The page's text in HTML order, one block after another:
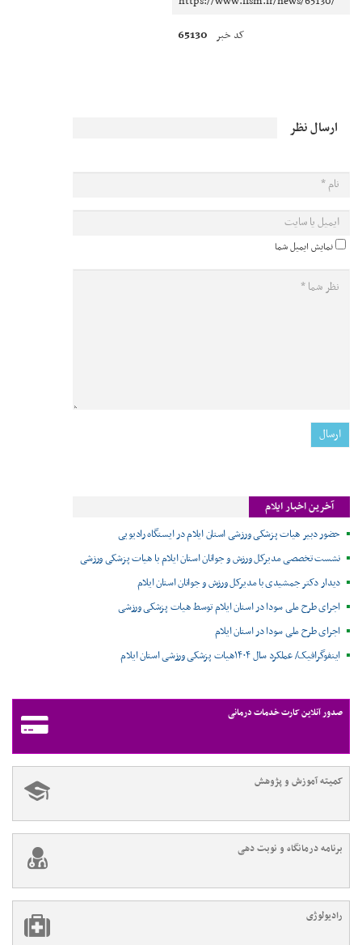
کد خبر 65130
ارسال نظر
نمایش ایمیل شما
آخرین اخبار ایلام
حضور دبیر هیات پزشکی ورزشی استان ایلام در ایستگاه رادیویی
نشست تخصصی مدیرکل ورزش و جوانان استان ایلام با هیات پزشکی ورزشی
دیدار دکتر جمشیدی با مدیرکل ورزش و جوانان استان ایلام
اجرای طرح ملی سودا در استان ایلام توسط هیات پزشکی ورزشی
اجرای طرح ملی سودا در استان ایلام
اینفوگرافیک/ عملکرد سال ۱۴۰۴هیات پزشکی ورزشی استان ایلام
صدور آنلاین کارت خدمات درمانی
کمیته آموزش و پژوهش
برنامه درمانگاه و نوبت دهی
رادیولوژی